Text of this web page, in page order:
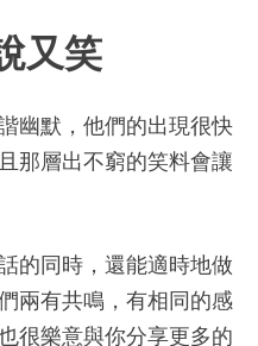
又笑
幽默，他們的出現很快
那層出不窮的笑料會讓
的同時，還能適時地做
兩有共鳴，有相同的感
很樂意與你分享更多的